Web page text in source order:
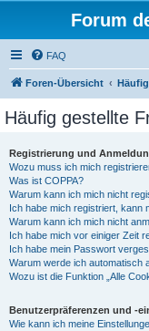
Forum
FAQ
Foren-Übersicht
Häufig gestellte
Registrierung und
Wozu muss ich mich
Was ist COPPA?
Warum kann ich mich nicht
Ich habe mich registriert, kann
Warum kann ich mich nicht
Ich habe mich vor einiger Zeit
Ich habe mein Passwort
Warum werde ich automatisch
Wozu ist die Funktion „Alle
Benutzerpräferenzen und -
Wie kann ich meine